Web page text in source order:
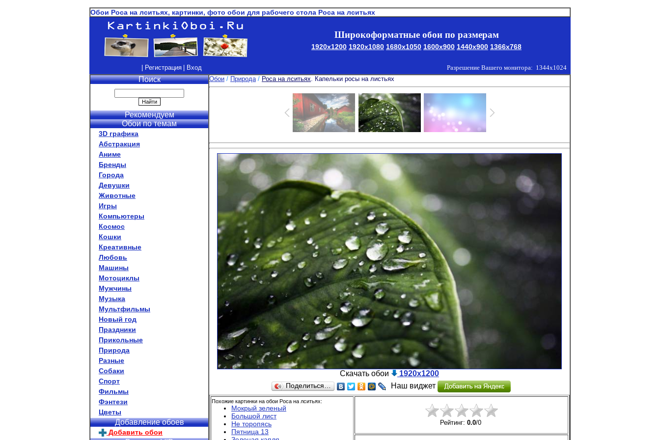
Обои Роса на лситьях, картинки, фото обои для рабочего стола Роса на лситьях
Широкоформатные обои по размерам
1920x1200 1920x1080 1680x1050 1600x900 1440x900 1366x768
| Регистрация | Вход Разрешение Вашего монитора: 1344x1024
Поиск
Рекомендуем
Обои по темам
3D графика
Абстракция
Аниме
Бренды
Города
Девушки
Животные
Игры
Компьютеры
Космос
Кошки
Креативные
Любовь
Машины
Мотоциклы
Мужчины
Музыка
Мультфильмы
Новый год
Праздники
Прикольные
Природа
Разные
Собаки
Спорт
Фильмы
Фэнтези
Цветы
Добавление обоев
Добавить обои
Обои / Природа/ Роса на лситьях. Капельки росы на листьях
Скачать обои 1920x1200
Поделиться… Наш виджет
Похожие картинки на обои Роса на лситьях:
Мокрый зеленый
Большой лист
Не торопясь
Пятница 13
Рейтинг: 0.0/0